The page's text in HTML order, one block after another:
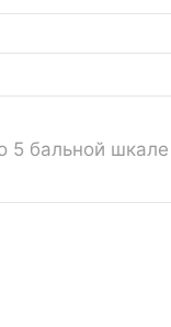
5 бальной шкале